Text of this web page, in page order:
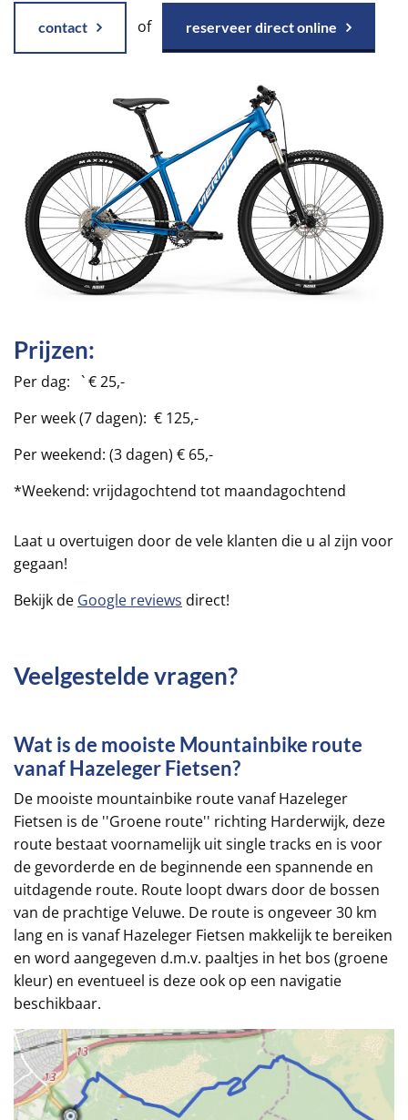
contact of reserveer direct online
Prijzen:
Per dag: ` € 25,-
Per week (7 dagen): € 125,-
Per weekend: (3 dagen) € 65,-
*Weekend: vrijdagochtend tot maandagochtend
Laat u overtuigen door de vele klanten die u al zijn voor
gegaan!
Bekijk de Google reviews direct!
Veelgestelde vragen?
Wat is de mooiste Mountainbike route
vanaf Hazeleger Fietsen?
De mooiste mountainbike route vanaf Hazeleger
Fietsen is de ''Groene route'' richting Harderwijk, deze
route bestaat voornamelijk uit single tracks en is voor
de gevorderde en de beginnende een spannende en
uitdagende route. Route loopt dwars door de bossen
van de prachtige Veluwe. De route is ongeveer 30 km
lang en is vanaf Hazeleger Fietsen makkelijk te bereiken
en word aangegeven d.m.v. paaltjes in het bos (groene
kleur) en eventueel is deze ook op een navigatie
beschikbaar.